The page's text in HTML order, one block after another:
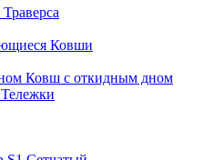
Траверса
Ковши
Ковш с откидным дном
Тележки